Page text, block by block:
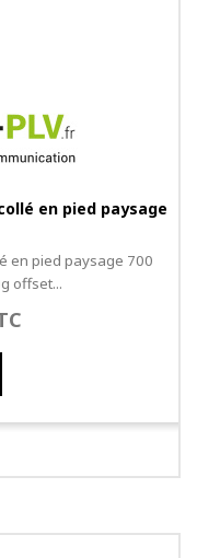
en pied paysage
en pied paysage 700
offset...